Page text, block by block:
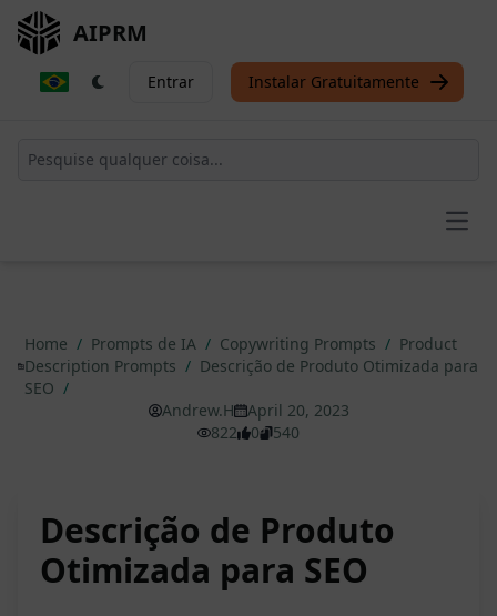
AIPRM
Entrar Instalar Gratuitamente
Home / Prompts de IA / Copywriting Prompts / Product
Description Prompts / Descrição de Produto Otimizada para
SEO /
Andrew.H
April 20, 2023
822
0 540
Descrição de Produto
Otimizada para SEO